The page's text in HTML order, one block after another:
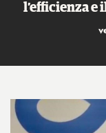
l’efficienza